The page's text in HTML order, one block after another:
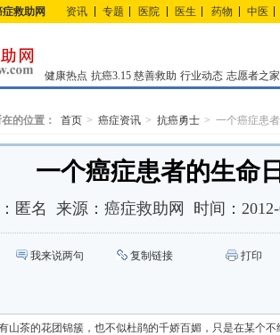
症救助网 资讯 专题 医院 医生 药物 中医
健康热点 抗癌3.15 慈善救助 行业动态 志愿者之家
的位置： 首页 癌症资讯 抗癌勇士 一个癌症患
一个癌症患者的生命
匿名 来源： 癌症救助网 时间：
我来说两句 复制链接 打印
山茶的花团锦簇，也不似杜鹃的千娇百媚，只是在某个